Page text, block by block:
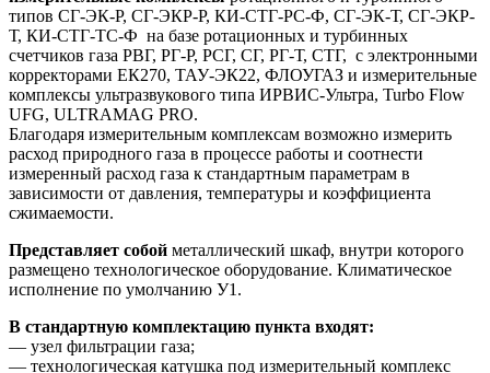
типов СГ-ЭК-Р, СГ-ЭКР-Р, КИ-СТГ-РС-Ф, СГ-ЭК-Т, СГ-ЭКР-
Т, КИ-СТГ-ТС-Ф на базе ротационных и турбинных
счетчиков газа РВГ, РГ-Р, РСГ, СГ, РГ-Т, СТГ, с электронными
корректорами ЕК270, ТАУ-ЭК22, ФЛОУГАЗ и измерительные
комплексы ультразвукового типа ИРВИС-Ультра, Turbo Flow
UFG, ULTRAMAG PRO.
Благодаря измерительным комплексам возможно измерить
расход природного газа в процессе работы и соотнести
измеренный расход газа к стандартным параметрам в
зависимости от давления, температуры и коэффициента
сжимаемости.
Представляет собой металлический шкаф, внутри которого
размещено технологическое оборудование. Климатическое
исполнение по умолчанию У1.
В стандартную комплектацию пункта входят:
— узел фильтрации газа;
— технологическая катушка под измерительный комплекс